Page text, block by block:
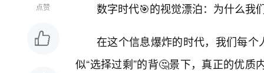
点赞 数字时代🎯的视觉漂泊：为什么我
在这个信息爆炸的时代，我们每
似“选择过剩”的背🤔景下，真正的优